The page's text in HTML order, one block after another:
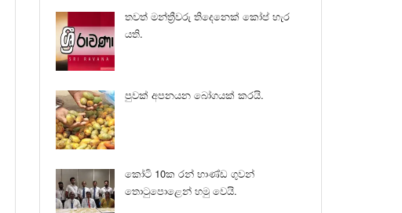
තවත් මන්ත්‍රීවරු තිදෙනෙක් කෝප් හැර
යති.
පුවක් අපනයන බෝගයක් කරයි.
කෝටි 10ක රන් භාණ්ඩ ගුවන්
තොටුපොළෙන් හමු වෙයි.